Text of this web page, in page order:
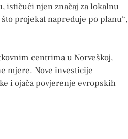
ističući njen značaj za lokalnu
projekat napreduje po planu“,
centrima u Norveškoj,
mjere. Nove investicije
i ojača povjerenje evropskih